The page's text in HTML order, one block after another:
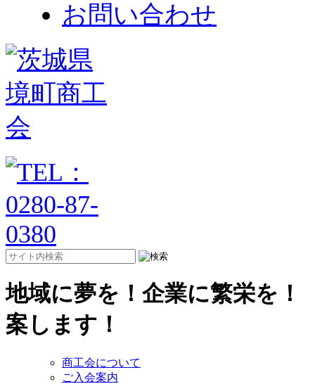
お問い合わせ
地域に夢を！企業に繁栄を
案します！
商工会について
ご入会案内